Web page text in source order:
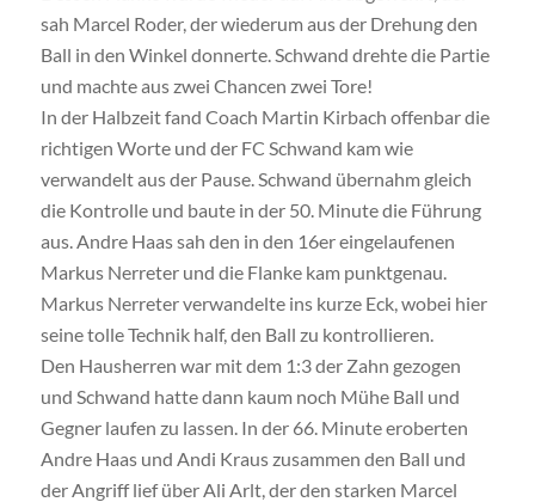
sah Marcel Roder, der wiederum aus der Drehung den
Ball in den Winkel donnerte. Schwand drehte die Partie
und machte aus zwei Chancen zwei Tore!
In der Halbzeit fand Coach Martin Kirbach offenbar die
richtigen Worte und der FC Schwand kam wie
verwandelt aus der Pause. Schwand übernahm gleich
die Kontrolle und baute in der 50. Minute die Führung
aus. Andre Haas sah den in den 16er eingelaufenen
Markus Nerreter und die Flanke kam punktgenau.
Markus Nerreter verwandelte ins kurze Eck, wobei hier
seine tolle Technik half, den Ball zu kontrollieren.
Den Hausherren war mit dem 1:3 der Zahn gezogen
und Schwand hatte dann kaum noch Mühe Ball und
Gegner laufen zu lassen. In der 66. Minute eroberten
Andre Haas und Andi Kraus zusammen den Ball und
der Angriff lief über Ali Arlt, der den starken Marcel